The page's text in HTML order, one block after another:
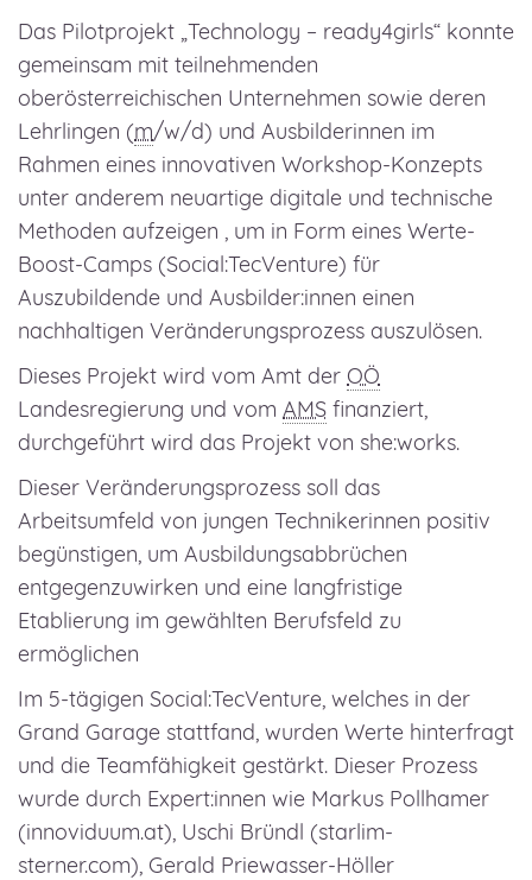
Das Pilotprojekt „Technology – ready4girls“ konnte
gemeinsam mit teilnehmenden
oberösterreichischen Unternehmen sowie deren
Lehrlingen (m/w/d) und Ausbilderinnen im
Rahmen eines innovativen Workshop-Konzepts
unter anderem neuartige digitale und technische
Methoden aufzeigen , um in Form eines Werte-
Boost-Camps (Social:TecVenture) für
Auszubildende und Ausbilder:innen einen
nachhaltigen Veränderungsprozess auszulösen.
Dieses Projekt wird vom Amt der OÖ
Landesregierung und vom AMS finanziert,
durchgeführt wird das Projekt von she:works.
Dieser Veränderungsprozess soll das
Arbeitsumfeld von jungen Technikerinnen positiv
begünstigen, um Ausbildungsabbrüchen
entgegenzuwirken und eine langfristige
Etablierung im gewählten Berufsfeld zu
ermöglichen
Im 5-tägigen Social:TecVenture, welches in der
Grand Garage stattfand, wurden Werte hinterfragt
und die Teamfähigkeit gestärkt. Dieser Prozess
wurde durch Expert:innen wie Markus Pollhamer
(innoviduum.at), Uschi Bründl (starlim-
sterner.com), Gerald Priewasser-Höller